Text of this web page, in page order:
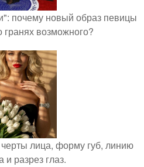
почему новый образ певицы
возможного?
лица, форму губ, линию
и разрез глаз.